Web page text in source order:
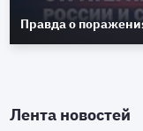
Правда о
Лента новостей